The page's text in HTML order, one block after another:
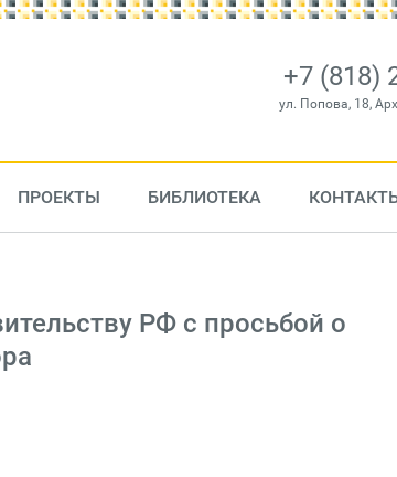
+7 (818)
ул. Попова, 18,
ПРОЕКТЫ БИБЛИОТЕКА
РФ с просьбой о